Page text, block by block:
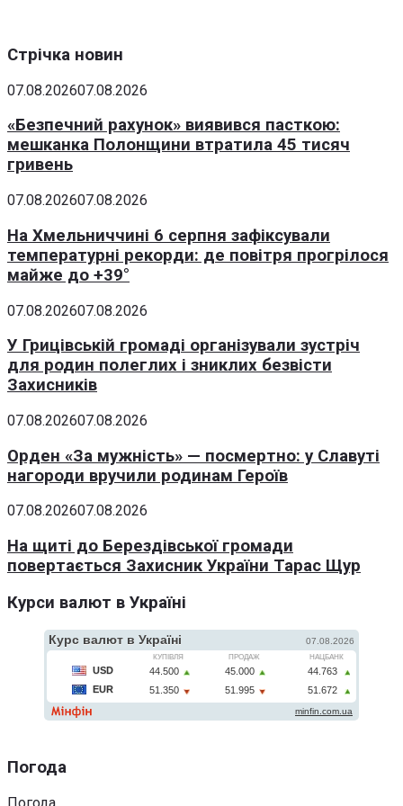
Стрічка новин
07.08.202607.08.2026
«Безпечний рахунок» виявився пасткою:
мешканка Полонщини втратила 45 тисяч
гривень
07.08.202607.08.2026
На Хмельниччині 6 серпня зафіксували
температурні рекорди: де повітря прогрілося
майже до +39°
07.08.202607.08.2026
У Грицівській громаді організували зустріч
для родин полеглих і зниклих безвісти
Захисників
07.08.202607.08.2026
Орден «За мужність» — посмертно: у Славуті
нагороди вручили родинам Героїв
07.08.202607.08.2026
На щиті до Берездівської громади
повертається Захисник України Тарас Щур
Курси валют в Україні
Погода